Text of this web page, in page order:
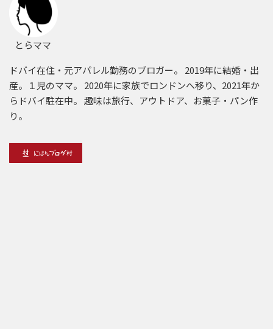
とらママ
ドバイ在住・元アパレル勤務のブロガー。 2019年に結婚・出
産。１児のママ。 2020年に家族でロンドンへ移り、2021年か
らドバイ駐在中。 趣味は旅行、アウトドア、お菓子・パン作
り。